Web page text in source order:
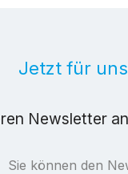
Jetzt für
Newsletter
Sie können den